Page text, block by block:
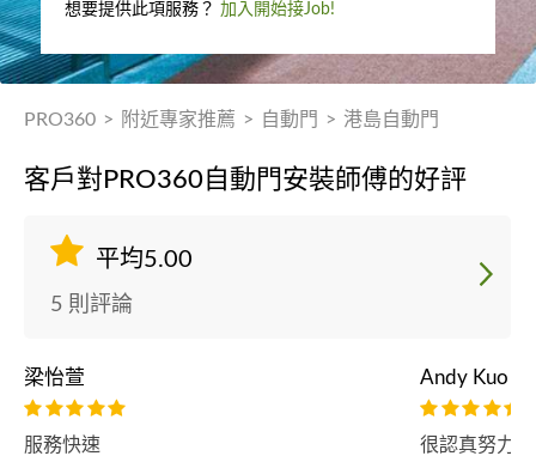
想要提供此項服務？ 加入開始接Job!
PRO360 > 附近專家推薦 > 自動門 > 港島自動門
客戶對PRO360自動門安裝師傅的好評
平均5.00
5 則評論
梁怡萱
服務快速
Andy Kuo
很認真努力